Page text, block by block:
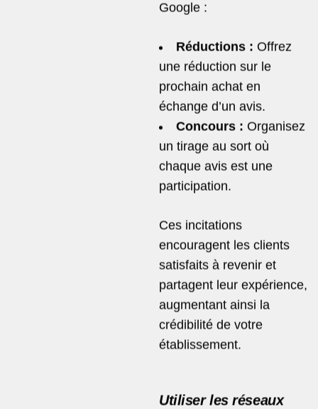
Google :
Réductions : Offrez
une réduction sur le
prochain achat en
échange d’un avis.
Concours : Organisez
un tirage au sort où
chaque avis est une
participation.
Ces incitations
encouragent les clients
satisfaits à revenir et
partagent leur expérience,
augmentant ainsi la
crédibilité de votre
établissement.
Utiliser les réseaux